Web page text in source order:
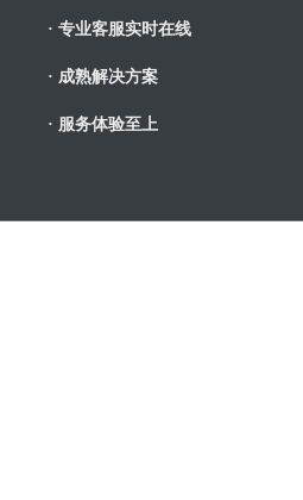
· 专业客服实时在线
· 成熟解决方案
· 服务体验至上